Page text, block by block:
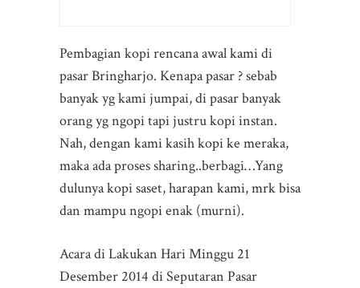
Pembagian kopi rencana awal kami di
pasar Bringharjo. Kenapa pasar ? sebab
banyak yg kami jumpai, di pasar banyak
orang yg ngopi tapi justru kopi instan.
Nah, dengan kami kasih kopi ke meraka,
maka ada proses sharing..berbagi…Yang
dulunya kopi saset, harapan kami, mrk bisa
dan mampu ngopi enak (murni).
Acara di Lakukan Hari Minggu 21
Desember 2014 di Seputaran Pasar